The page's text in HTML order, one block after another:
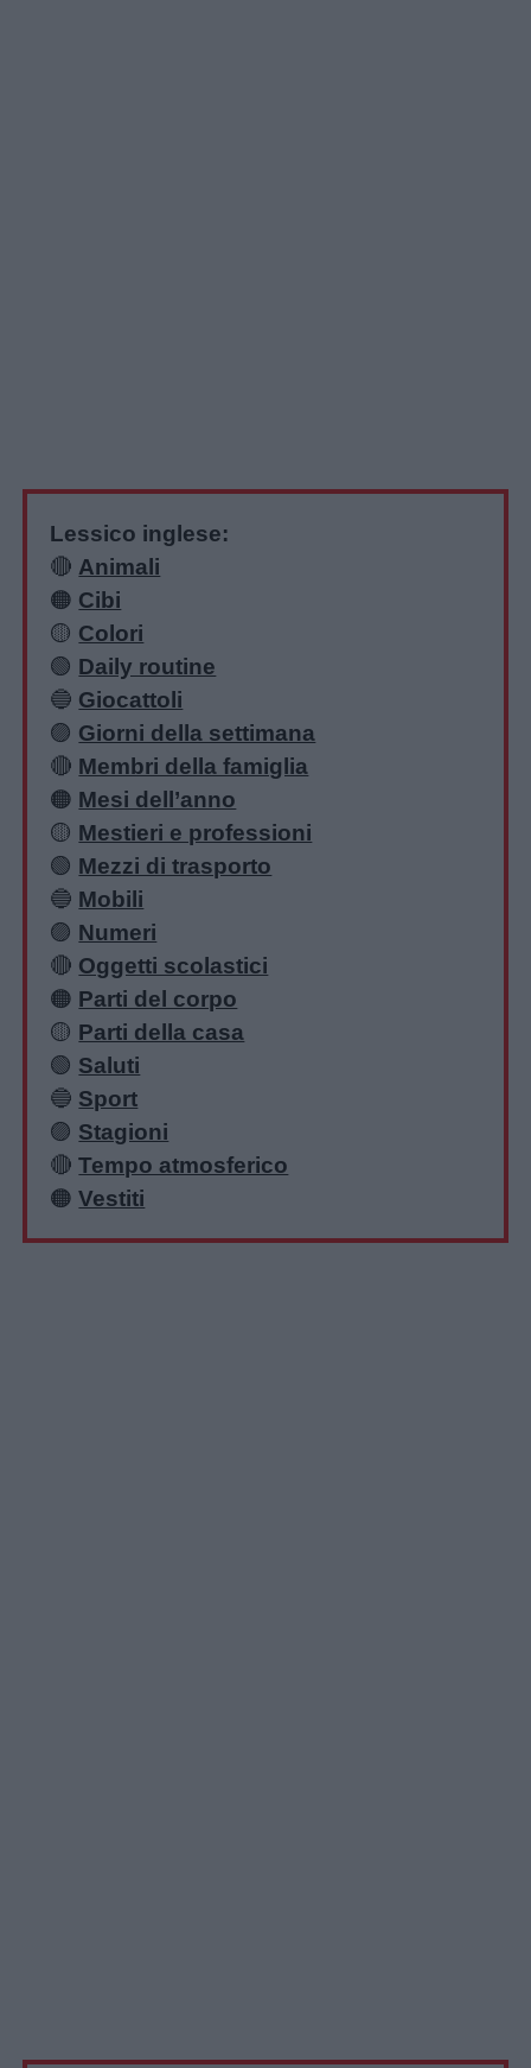
Lessico inglese:
🔴 Animali
🟠 Cibi
🟡 Colori
🟢 Daily routine
🔵 Giocattoli
🟣 Giorni della settimana
🔴 Membri della famiglia
🟠 Mesi dell’anno
🟡 Mestieri e professioni
🟢 Mezzi di trasporto
🔵 Mobili
🟣 Numeri
🔴 Oggetti scolastici
🟠 Parti del corpo
🟡 Parti della casa
🟢 Saluti
🔵 Sport
🟣 Stagioni
🔴Tempo atmosferico
🟠Vestiti